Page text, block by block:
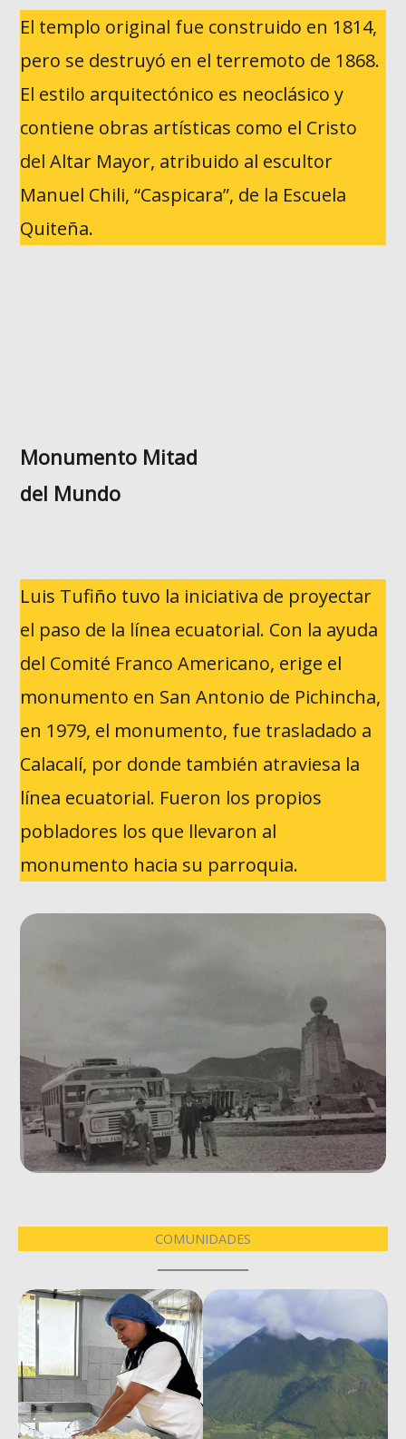
El templo original fue construido en 1814,
pero se destruyó en el terremoto de 1868.
El estilo arquitectónico es neoclásico y
contiene obras artísticas como el Cristo
del Altar Mayor, atribuido al escultor
Manuel Chili, “Caspicara”, de la Escuela
Quiteña.
Monumento Mitad
del Mundo
Luis Tufiño tuvo la iniciativa de proyectar
el paso de la línea ecuatorial. Con la ayuda
del Comité Franco Americano, erige el
monumento en San Antonio de Pichincha,
en 1979, el monumento, fue trasladado a
Calacalí, por donde también atraviesa la
línea ecuatorial. Fueron los propios
pobladores los que llevaron al
monumento hacia su parroquia.
COMUNIDADES